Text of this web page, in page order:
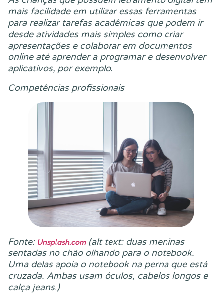
mais facilidade em utilizar essas ferramentas
para realizar tarefas acadêmicas que podem ir
desde atividades mais simples como criar
apresentações e colaborar em documentos
online até aprender a programar e desenvolver
aplicativos, por exemplo.
Competências profissionais
Fonte: Unsplash.com(alt text: duas meninas
sentadas no chão olhando para o notebook.
Uma delas apoia o notebook na perna que está
cruzada. Ambas usam óculos, cabelos longos e
calça jeans.)